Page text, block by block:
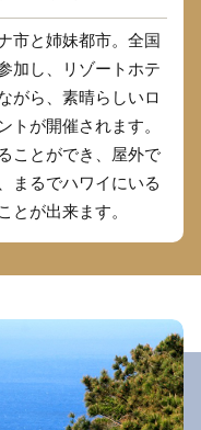
市と姉妹都市。全国
加し、リゾートホテ
がら、素晴らしいロ
トが開催されます。
ことができ、屋外で
まるでハワイにいる
とが出来ます。